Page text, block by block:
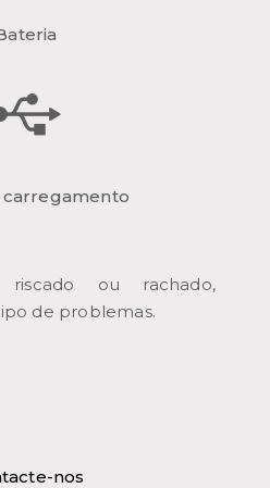
ou rachado,
de problemas.
nos